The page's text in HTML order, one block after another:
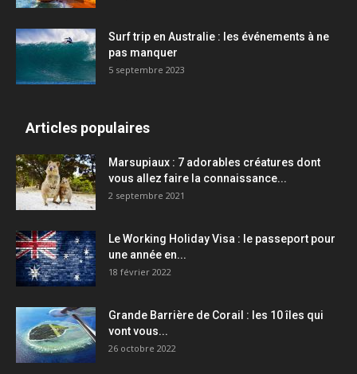
Surf trip en Australie : les événements à ne
pas manquer
5 septembre 2023
Articles populaires
Marsupiaux : 7 adorables créatures dont
vous allez faire la connaissance...
2 septembre 2021
Le Working Holiday Visa : le passeport pour
une année en...
18 février 2022
Grande Barrière de Corail : les 10 îles qui
vont vous...
26 octobre 2022